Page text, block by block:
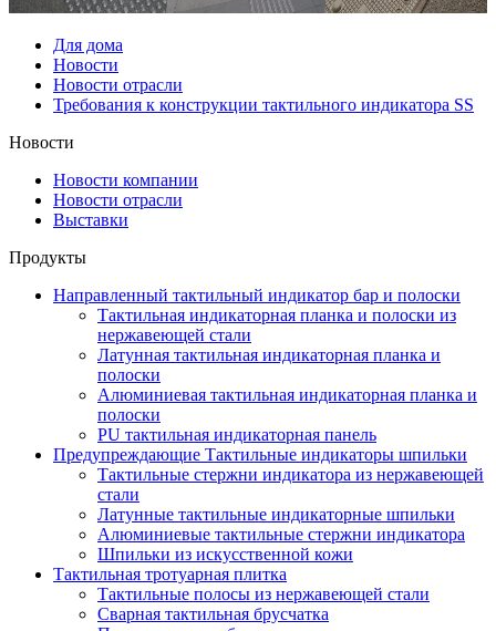
Для дома
Новости
Новости отрасли
Требования к конструкции тактильного индикатора SS
Новости
Новости компании
Новости отрасли
Выставки
Продукты
Направленный тактильный индикатор бар и полоски
Тактильная индикаторная планка и полоски из
нержавеющей стали
Латунная тактильная индикаторная планка и
полоски
Алюминиевая тактильная индикаторная планка и
полоски
PU тактильная индикаторная панель
Предупреждающие Тактильные индикаторы шпильки
Тактильные стержни индикатора из нержавеющей
стали
Латунные тактильные индикаторные шпильки
Алюминиевые тактильные стержни индикатора
Шпильки из искусственной кожи
Тактильная тротуарная плитка
Тактильные полосы из нержавеющей стали
Сварная тактильная брусчатка